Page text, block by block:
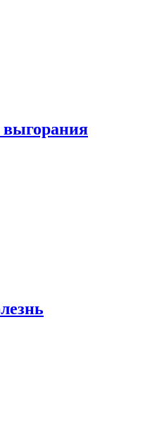
выгорания